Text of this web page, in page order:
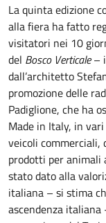
La quinta edizione
alla fiera ha fatto
visitatori nei 10
del Bosco Verticale– i
dall’architetto
promozione delle
Padiglione, che ha
Made in Italy, in
veicoli commerciali,
prodotti per animali
stato dato alla
italiana – si stima
ascendenza